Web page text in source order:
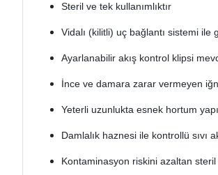
Steril ve tek kullanımlıktır
Vidalı (kilitli) uç bağlantı sistemi ile
Ayarlanabilir akış kontrol klipsi
İnce ve damara zarar vermeyen
Yeterli uzunlukta esnek hortum
Damlalık haznesi ile kontrollü sıvı
Kontaminasyon riskini azaltan